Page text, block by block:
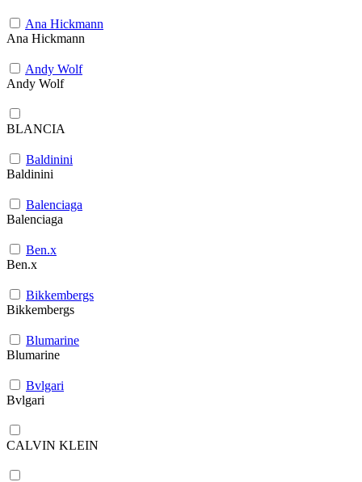
Ana Hickmann
Ana Hickmann
Andy Wolf
Andy Wolf
BLANCIA
Baldinini
Baldinini
Balenciaga
Balenciaga
Ben.x
Ben.x
Bikkembergs
Bikkembergs
Blumarine
Blumarine
Bvlgari
Bvlgari
CALVIN KLEIN